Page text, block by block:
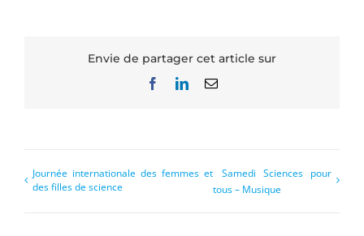
Envie de partager cet article sur
FacebookLinkedInEmail
Journée internationale des femmes et
des filles de science
Samedi Sciences pour
tous – Musique